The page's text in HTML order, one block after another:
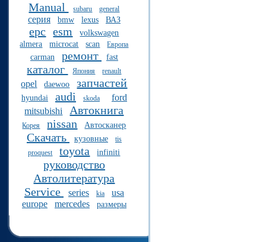
Manual subaru general
серия bmw lexus ВАЗ
epc esm
volkswagen
almera
microcat scan Европа
carman ремонт fast
каталог Япония renault
opel daewoo запчастей
hyundai audi skoda
ford
mitsubishi
Автокнига
Корея nissan Автосканер
Скачать кузовные
tis
proquest
toyota infiniti
руководство
Автолитература
Service
series kia
usa
europe
mercedes размеры